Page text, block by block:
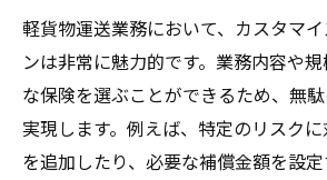
軽貨物運送業務において、カスタマ
ンは非常に魅力的です。業務内容や
な保険を選ぶことができるため、無
実現します。例えば、特定のリスク
を追加したり、必要な補償金額を設